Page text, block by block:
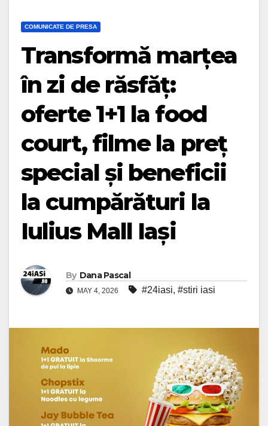
COMUNICATE DE PRESA
Transformă marțea
în zi de răsfăț:
oferte 1+1 la food
court, filme la preț
special și beneficii
la cumpărături la
Iulius Mall Iași
By Dana Pascal
MAY 4, 2026 #24iasi, #stiri iasi